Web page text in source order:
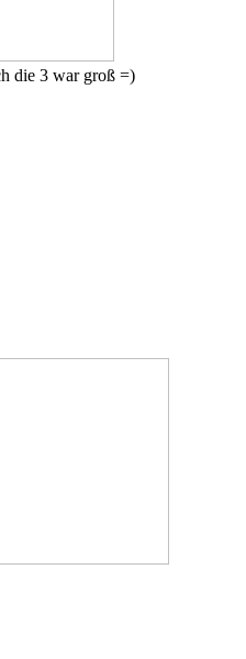
die 3 war groß =)